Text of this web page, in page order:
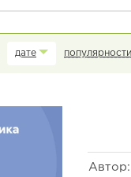
дате популярности
Автор: